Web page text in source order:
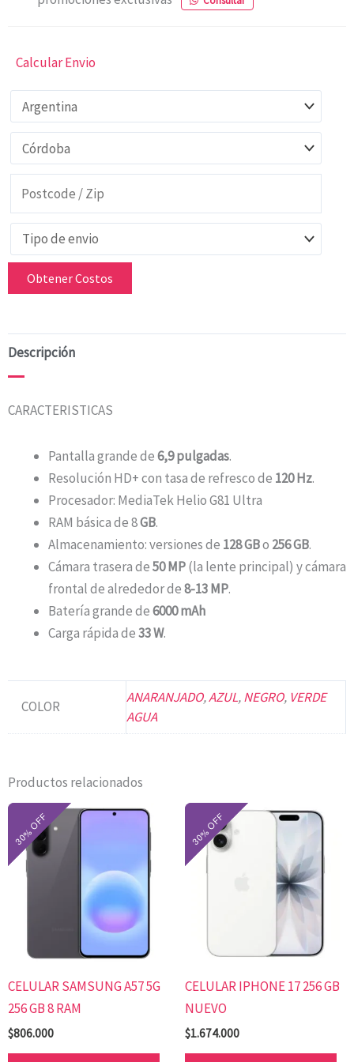
Calcular Envio
Obtener Costos
Descripción
CARACTERISTICAS
Pantalla grande de6,9 pulgadas.
Resolución HD+ con tasa de refresco de 120 Hz.
Procesador: MediaTek Helio G81 Ultra
RAM básica de 8GB.
Almacenamiento: versiones de 128 GBo 256 GB.
Cámara trasera de50 MP(la lente principal) y cámara
frontal de alrededor de8-13 MP.
Batería grande de6000 mAh
Carga rápida de33 W.
COLOR
ANARANJADO,AZUL,NEGRO, VERDE
AGUA
Productos relacionados
CELULAR SAMSUNG A57 5G
256 GB 8 RAM
$806.000
producto
opciones
pueden
elegir
la
CELULAR IPHONE 17 256 GB
NUEVO
$1.674.000
la